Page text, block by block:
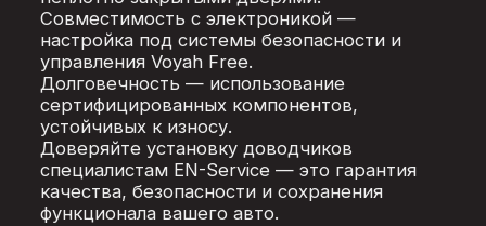
Совместимость с электроникой —
настройка под системы безопасности и
управления Voyah Free.
Долговечность — использование
сертифицированных компонентов,
устойчивых к износу.
Доверяйте установку доводчиков
специалистам EN-Service — это гарантия
качества, безопасности и сохранения
функционала вашего авто.